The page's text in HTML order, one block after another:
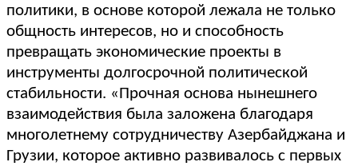
политики, в основе которой лежала не только
общность интересов, но и способность
превращать экономические проекты в
инструменты долгосрочной политической
стабильности. «Прочная основа нынешнего
взаимодействия была заложена благодаря
многолетнему сотрудничеству Азербайджана и
Грузии, которое активно развивалось с первых